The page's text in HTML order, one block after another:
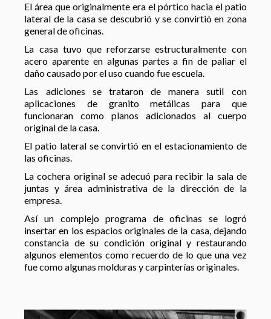
El área que originalmente era el pórtico hacia el patio
lateral de la casa se descubrió y se convirtió en zona
general de oficinas.
La casa tuvo que reforzarse estructuralmente con
acero aparente en algunas partes a fin de paliar el
daño causado por el uso cuando fue escuela.
Las adiciones se trataron de manera sutil con
aplicaciones de granito metálicas para que
funcionaran como planos adicionados al cuerpo
original de la casa.
El patio lateral se convirtió en el estacionamiento de
las oficinas.
La cochera original se adecuó para recibir la sala de
juntas y área administrativa de la dirección de la
empresa.
Así un complejo programa de oficinas se logró
insertar en los espacios originales de la casa, dejando
constancia de su condición original y restaurando
algunos elementos como recuerdo de lo que una vez
fue como algunas molduras y carpinterías originales.